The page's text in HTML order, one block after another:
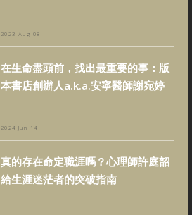
2023 Aug 08
在生命盡頭前，找出最重要的事：版
本書店創辦人a.k.a.安寧醫師謝宛婷
2024 Jun 14
真的存在命定職涯嗎？心理師許庭韶
給生涯迷茫者的突破指南